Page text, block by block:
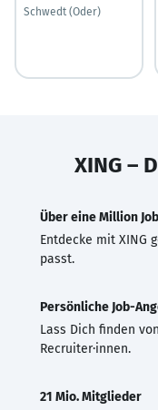
Schwedt (Oder)
XING –
Über eine Million
Entdecke mit XING
passt.
Persönliche Job-
Lass Dich finden
Recruiter·innen.
21 Mio. Mitglieder